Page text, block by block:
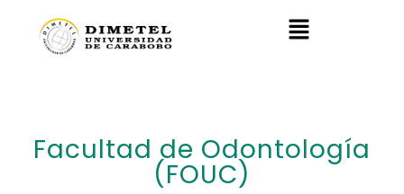
Facultad de Odontología
(FOUC)